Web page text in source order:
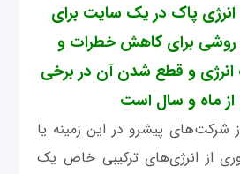
انرژی پاک در یک سایت برای
روشی برای کاهش خطرات و
و قطع شدن آن در برخی
از ماه و سال است
شرکت‌های پیشرو در این زمینه یا
از انرژی‌های ترکیبی خاص یک